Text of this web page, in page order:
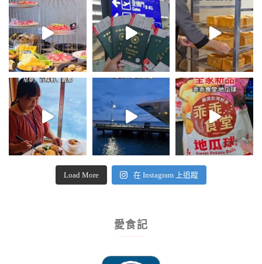
Load More 在 Instagram 上追蹤
愛食記